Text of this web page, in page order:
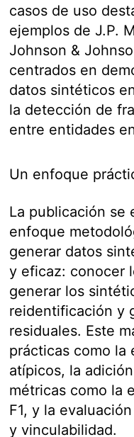
casos de uso
ejemplos de J.P.
Johnson &
centrados en
datos sintéticos
la detección de
entre entidades
Un enfoque
La publicación se
enfoque
generar datos
y eficaz: conocer
generar los
reidentificación y
residuales. Este
prácticas como la
atípicos, la
métricas como la
F1, y la
y vinculabilidad.